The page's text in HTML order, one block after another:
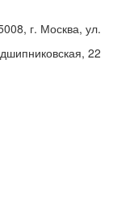
г. Москва, ул.
22